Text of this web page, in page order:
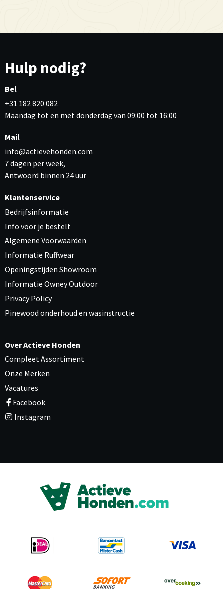
Hulp nodig?
Bel
+31 182 820 082
Maandag tot en met donderdag van 09:00 tot 16:00
Mail
info@actievehonden.com
7 dagen per week,
Antwoord binnen 24 uur
Klantenservice
Bedrijfsinformatie
Info voor je bestelt
Algemene Voorwaarden
Informatie Ruffwear
Openingstijden Showroom
Informatie Owney Outdoor
Privacy Policy
Pinewood onderhoud en wasinstructie
Over Actieve Honden
Compleet Assortiment
Onze Merken
Vacatures
Facebook
Instagram